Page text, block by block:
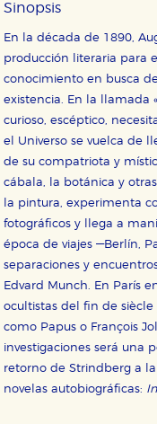
Sinopsis
En la década de 1890,
producción literaria para
conocimiento en busca
existencia. En la llamada
curioso, escéptico,
el Universo se vuelca de
de su compatriota y
cábala, la botánica y
la pintura, experimenta
fotográficos y llega a
época de viajes —Berlín,
separaciones y
Edvard Munch. En París
ocultistas del fin de
como Papus o François
investigaciones será una
retorno de Strindberg a
novelas autobiográficas:
HABILITAR
Cookies
Estas cookies
web funcione y
nuestro sistema.
navegador, pero
áreas de
correctamente.
Cookies de
Estas cookies
de navegación y
nuestro sitio
vez que nos
tanto, es
Cookies de
Estas cookies